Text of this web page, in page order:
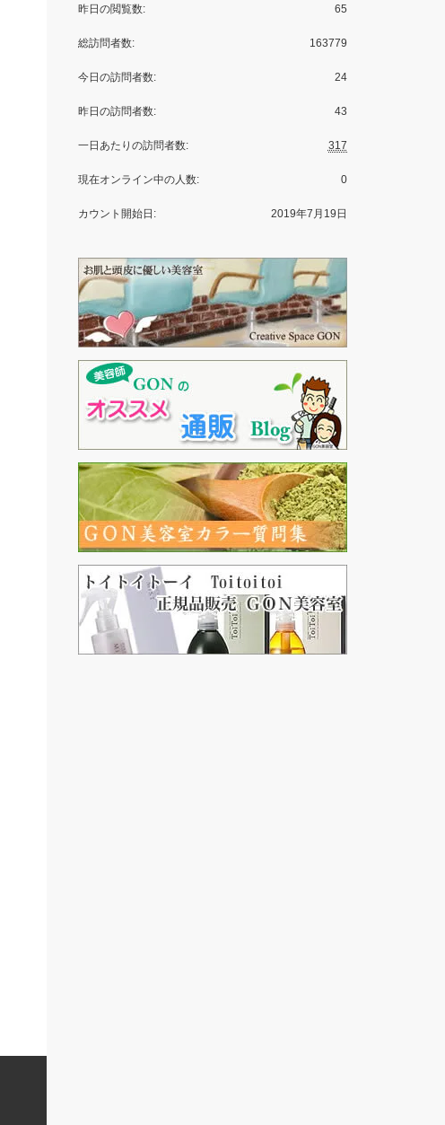
65
昨日の閲覧数:
163779
総訪問者数:
24
今日の訪問者数:
43
昨日の訪問者数:
317
一日あたりの訪問者数:
0
現在オンライン中の人数:
2019年7月19日
カウント開始日: